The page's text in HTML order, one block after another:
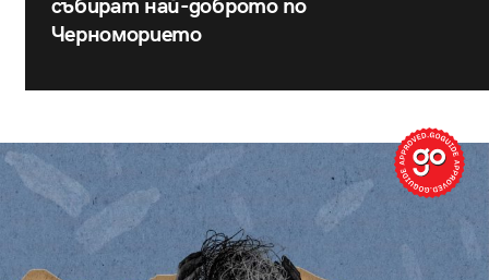
събират най-доброто по
Черноморието